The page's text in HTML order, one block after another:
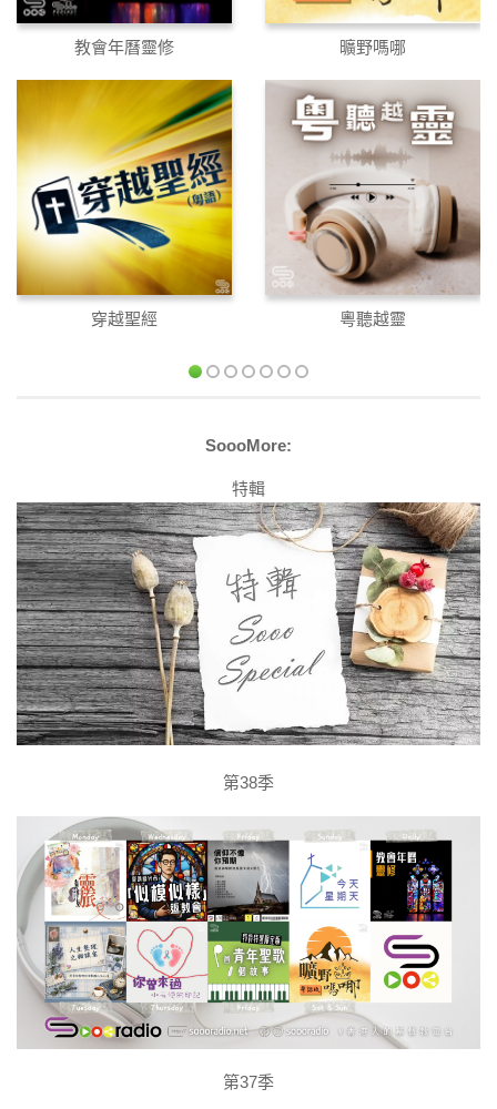
教會年曆靈修 曠野嗎哪
穿越聖經 粵聽越靈
SoooMore:
特輯
第38季
第37季